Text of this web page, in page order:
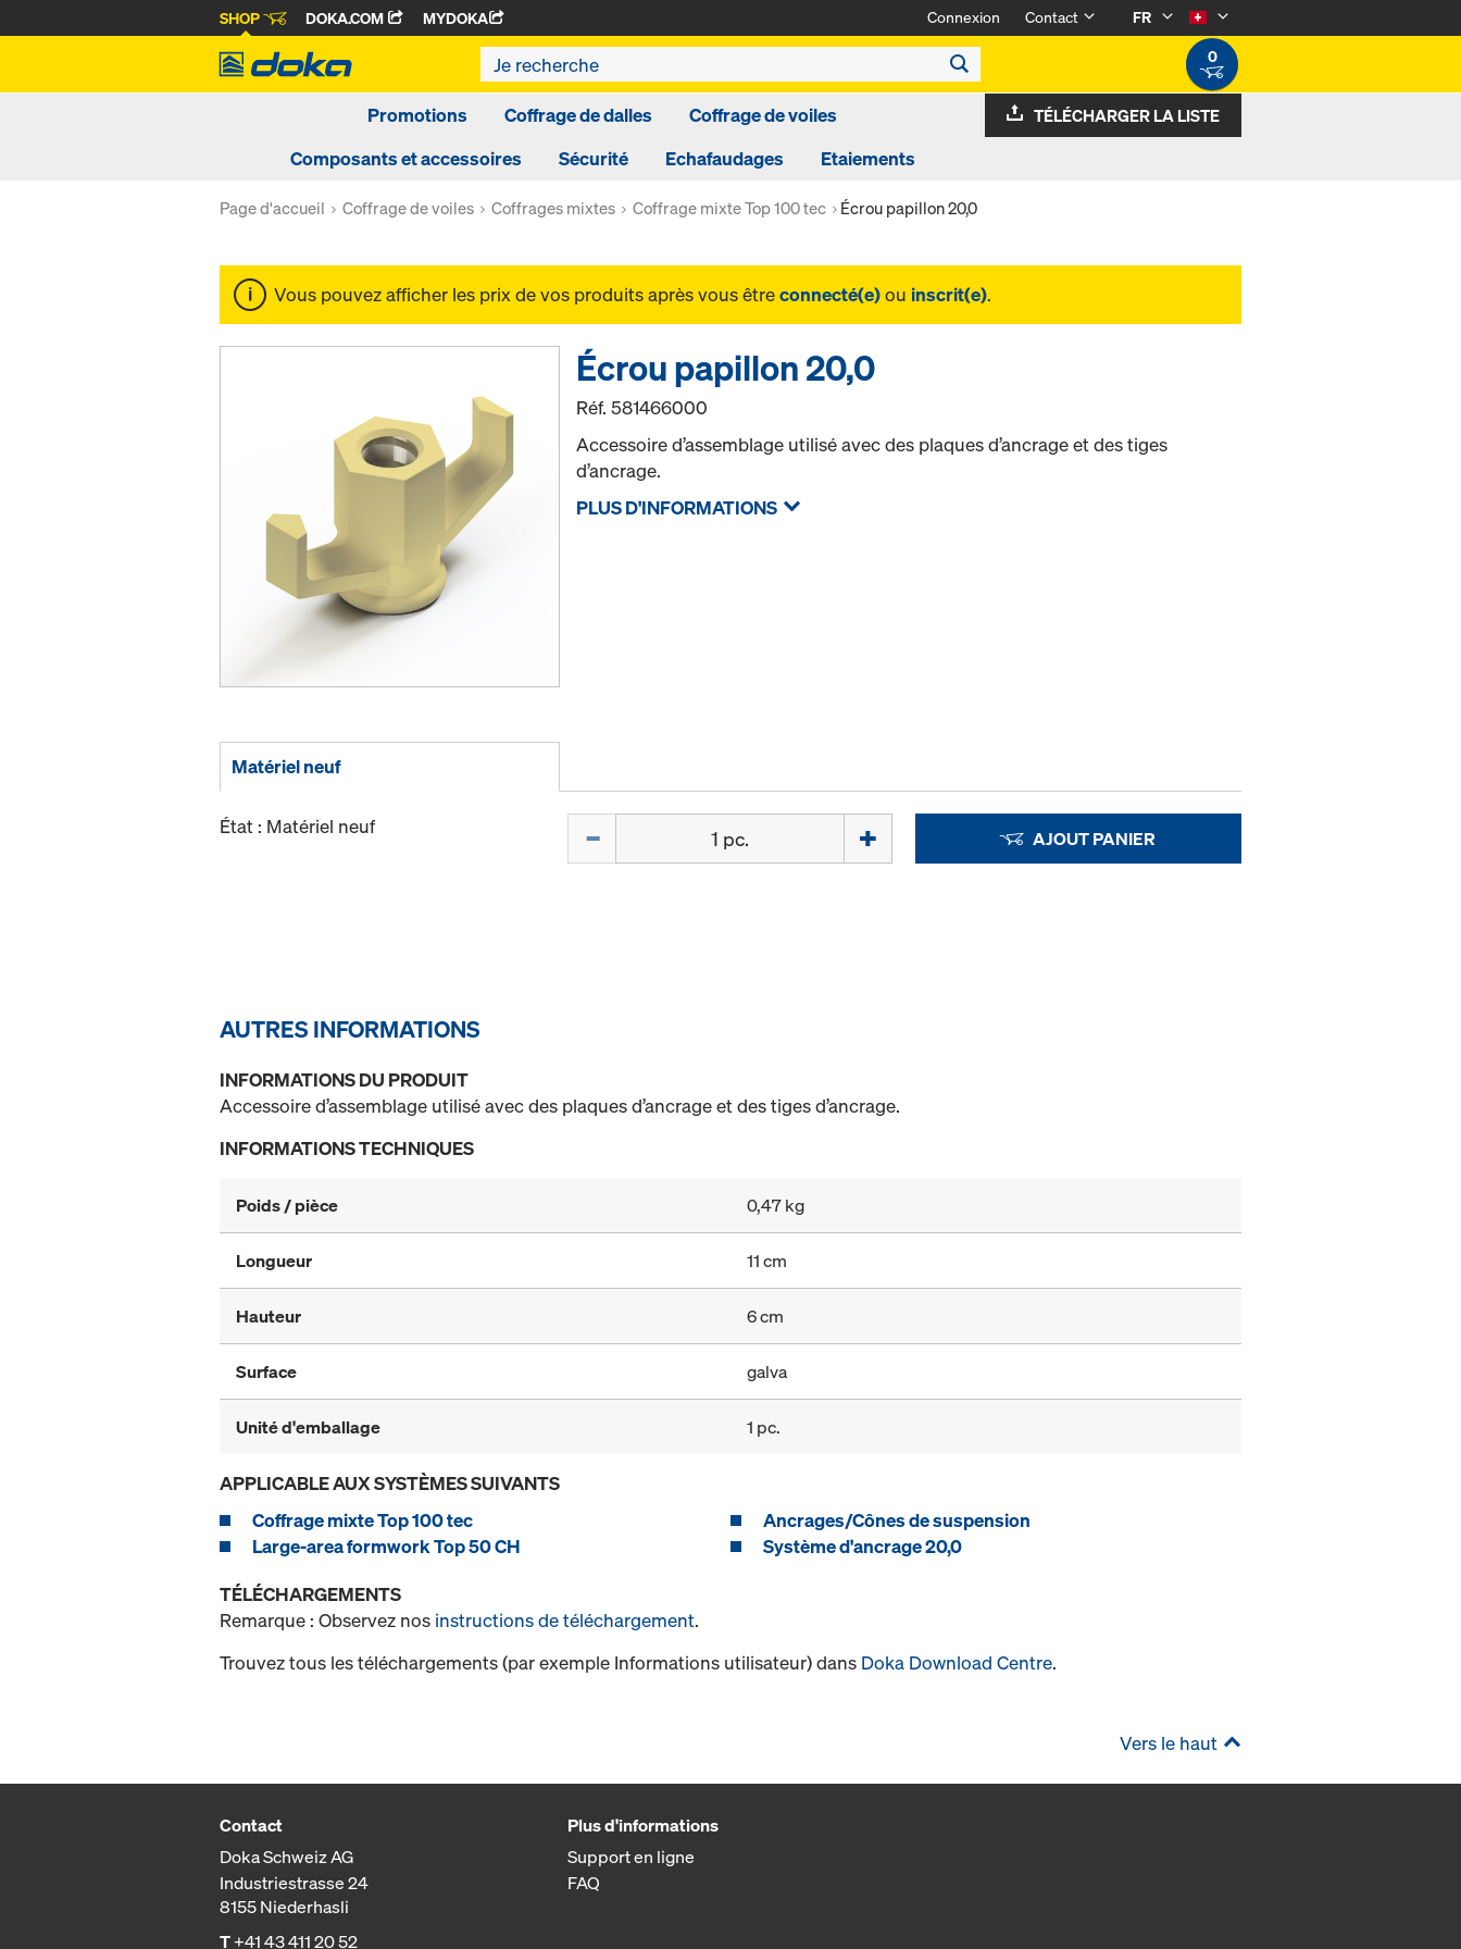
SHOP DOKA.COM MYDOKA Connexion Contact
FR
0
Promotions Coffrage de dalles
Coffrage de voiles
Composants et accessoires
Sécurité Echafaudages Etaiements
TÉLÉCHARGER LA LISTE
Page d'accueil Coffrage de voiles Coffrages mixtes Coffrage mixte Top 100 tec Écrou papillon 20,0
Vous pouvez afficher les prix de vos produits après vous êtreconnecté(e)ou inscrit(e).
Écrou papillon 20,0
Réf.581466000
Accessoire d’assemblage utilisé avec des plaques d’ancrage et des tiges
d’ancrage.
PLUS D'INFORMATIONS
Matériel neuf
État : Matériel neuf AJOUT PANIER
AUTRES INFORMATIONS
INFORMATIONS DU PRODUIT
Accessoire d’assemblage utilisé avec des plaques d’ancrage et des tiges d’ancrage.
INFORMATIONS TECHNIQUES
Poids / pièce 0,47 kg
Longueur 11 cm
Hauteur 6 cm
Surface galva
Unité d'emballage 1 pc.
APPLICABLE AUX SYSTÈMES SUIVANTS
Coffrage mixte Top 100 tec
Ancrages/Cônes de suspension
Large-area formwork Top 50 CH
Système d'ancrage 20,0
TÉLÉCHARGEMENTS
Remarque : Observez nos instructions de téléchargement.
Trouvez tous les téléchargements (par exemple Informations utilisateur) dans Doka Download Centre.
Vers le haut
Contact
Doka Schweiz AG
Industriestrasse 24
8155 Niederhasli
T+41 43 411 20 52
Plus d'informations
Support en ligne
FAQ